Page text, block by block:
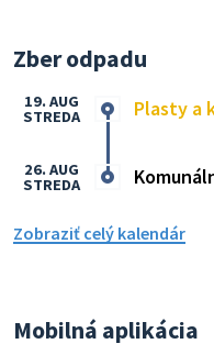
Zber odpadu
Plasty a
19. AUG
STREDA
26. AUG
STREDA
Zobraziť celý kalendár
Mobilná aplikácia